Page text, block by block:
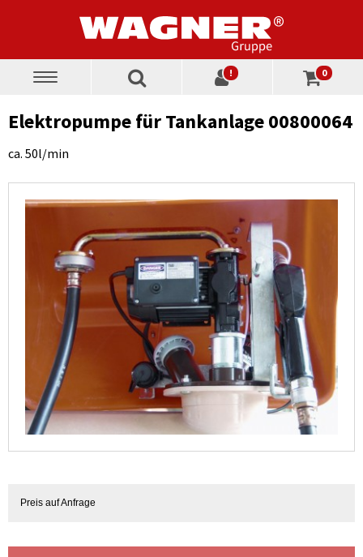
Toggle
! 0
Elektropumpe für Tankanlage 00800064
ca. 50l/min
Preis auf Anfrage